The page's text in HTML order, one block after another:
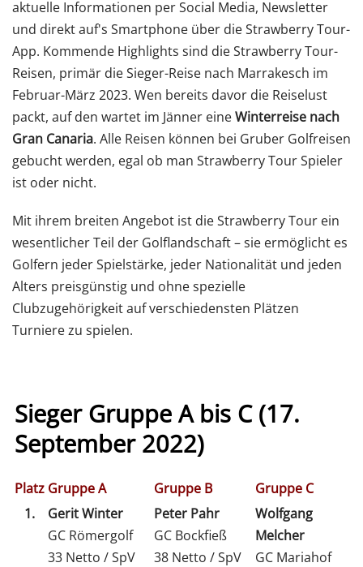
aktuelle Informationen per Social Media, Newsletter
und direkt auf's Smartphone über die Strawberry Tour-
App. Kommende Highlights sind die Strawberry Tour-
Reisen, primär die Sieger-Reise nach Marrakesch im
Februar-März 2023. Wen bereits davor die Reiselust
packt, auf den wartet im Jänner eineWinterreise nach
Gran Canaria. Alle Reisen können bei Gruber Golfreisen
gebucht werden, egal ob man Strawberry Tour Spieler
ist oder nicht.
Mit ihrem breiten Angebot ist die Strawberry Tour ein
wesentlicher Teil der Golflandschaft – sie ermöglicht es
Golfern jeder Spielstärke, jeder Nationalität und jeden
Alters preisgünstig und ohne spezielle
Clubzugehörigkeit auf verschiedensten Plätzen
Turniere zu spielen.
Sieger Gruppe A bis C (17.
September 2022)
Platz Gruppe A Gruppe B
Gruppe C
1.
Gerit Winter
GC Römergolf
33 Netto / SpV
Peter Pahr
GC Bockfieß
38 Netto / SpV
Wolfgang
Melcher
GC Mariahof